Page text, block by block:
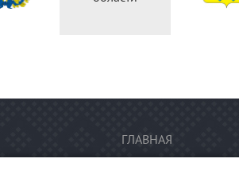
ГЛАВНАЯ